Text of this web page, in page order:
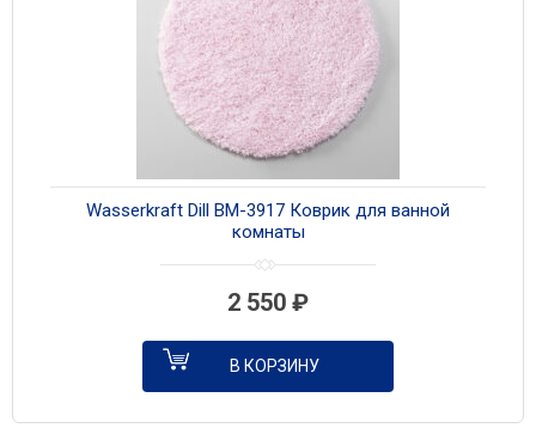
Wasserkraft Dill BM-3917 Коврик для ванной
комнаты
2 550 ₽
В КОРЗИНУ